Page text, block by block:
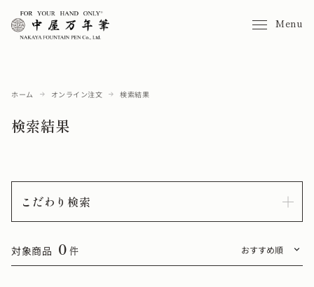
Menu
ホーム オンライン注文 検索結果
検索結果
こだわり検索
対象商品 0 件